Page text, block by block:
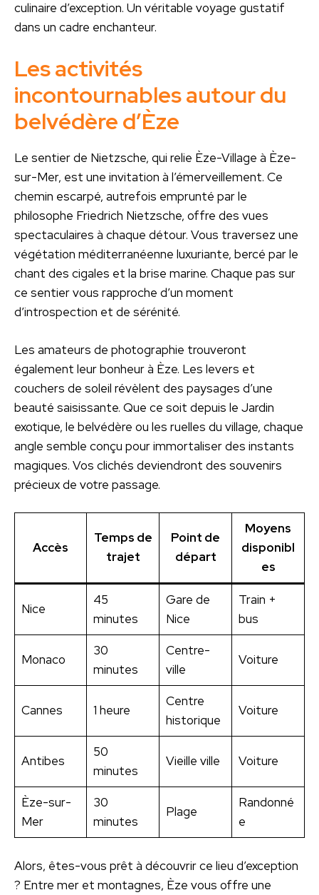
culinaire d’exception. Un véritable voyage gustatif
dans un cadre enchanteur.
Les activités
incontournables autour du
belvédère d’Èze
Le sentier de Nietzsche, qui relie Èze-Village à Èze-
sur-Mer, est une invitation à l’émerveillement. Ce
chemin escarpé, autrefois emprunté par le
philosophe Friedrich Nietzsche, offre des vues
spectaculaires à chaque détour. Vous traversez une
végétation méditerranéenne luxuriante, bercé par le
chant des cigales et la brise marine. Chaque pas sur
ce sentier vous rapproche d’un moment
d’introspection et de sérénité.
Les amateurs de photographie trouveront
également leur bonheur à Èze. Les levers et
couchers de soleil révèlent des paysages d’une
beauté saisissante. Que ce soit depuis le Jardin
exotique, le belvédère ou les ruelles du village, chaque
angle semble conçu pour immortaliser des instants
magiques. Vos clichés deviendront des souvenirs
précieux de votre passage.
Accès
Temps de
trajet
Point de
départ
Moyens
disponibl
es
Nice
45
minutes
Gare de
Nice
Train +
bus
Monaco
30
minutes
Centre-
ville
Voiture
Cannes 1 heure
Centre
historique
Voiture
Antibes
50
minutes
Vieille ville Voiture
Èze-sur-
Mer
30
minutes
Plage
Randonné
e
Alors, êtes-vous prêt à découvrir ce lieu d’exception
? Entre mer et montagnes, Èze vous offre une